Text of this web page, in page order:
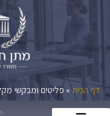
דף הבית» פליטים ומבקשי